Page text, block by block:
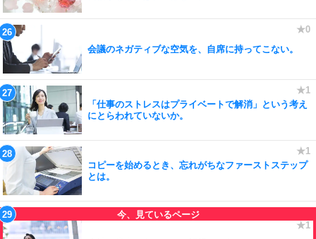
会議のネガティブな空気を、自席に持ってこない。
「仕事のストレスはプライベートで解消」という考え
にとらわれていないか。
コピーを始めるとき、忘れがちなファーストステップ
とは。